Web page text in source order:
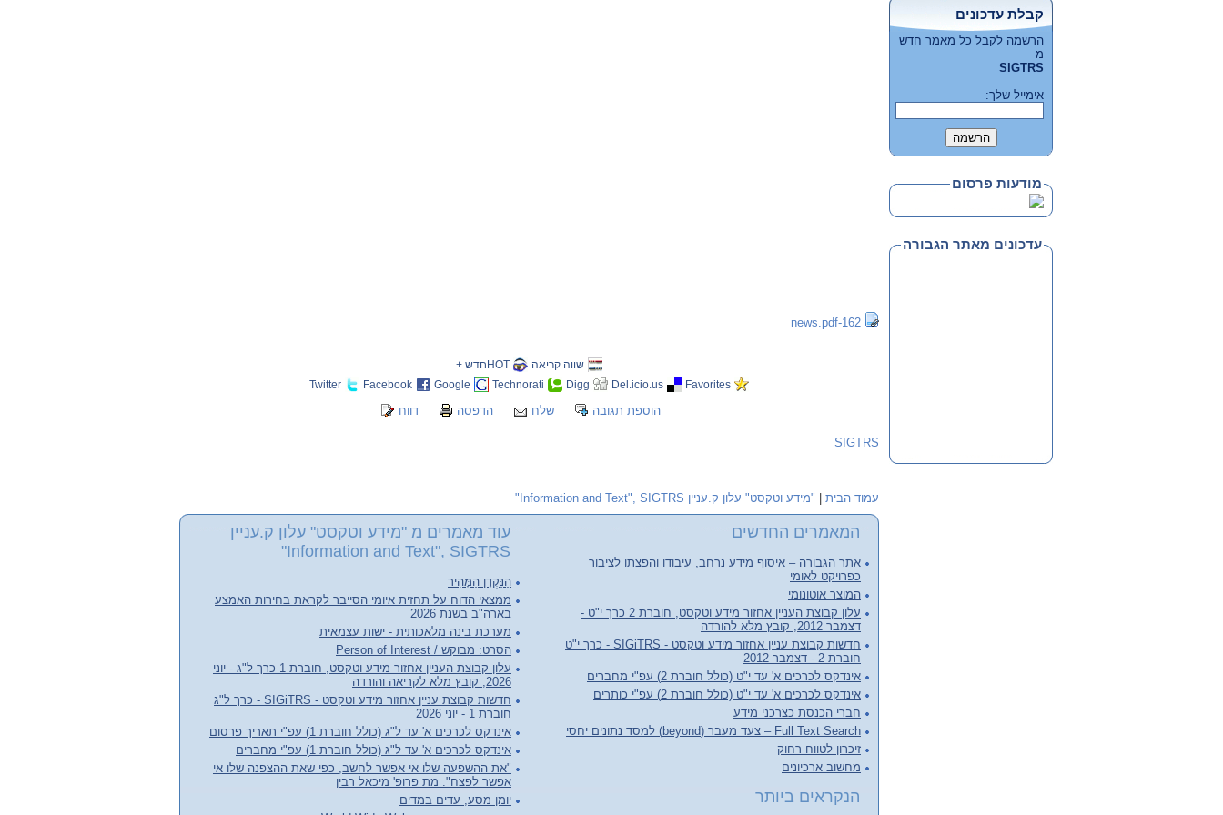
162-news.pdf
שווה קריאה
HOTחדש +
Favorites
Del.icio.us
Digg
Technorati
Google
Facebook
Twitter
הוספת תגובה שלח הדפסה דווח
SIGTRS
עמוד הבית "מידע וטקסט" עלון ק.עניין Information and Text", SIGTRS"
המאמרים החדשים
אתר הגבורה – איסוף מידע נרחב, עיבודו והפצתו לציבור
כפרויקט לאומי
המוצר אוטונומי
עלון קבוצת העניין אחזור מידע וטקסט, חוברת 2 כרך י"ט -
דצמבר 2012, קובץ מלא להורדה
חדשות קבוצת עניין אחזור מידע וטקסט - SIGiTRS - כרך י"ט
חוברת 2 - דצמבר 2012
אינדקס לכרכים א' עד י"ט (כולל חוברת 2) עפ"י מחברים
אינדקס לכרכים א' עד י"ט (כולל חוברת 2) עפ"י כותרים
חברי הכנסת כצרכני מידע
Full Text Search – צעד מעבר (beyond) למסד נתונים יחסי
זיכרון לטווח רחוק
מחשוב ארכיונים
הנקראים ביותר
עוד מאמרים מ "מידע וטקסט" עלון ק.עניין
Information and Text", SIGTRS"
הַנַּקְדָן הַמָּהִיר
ממצאי הדוח על תחזית איומי הסייבר לקראת בחירות האמצע
בארה"ב בשנת 2026
מערכת בינה מלאכותית - ישות עצמאית
הסרט: מבוקש / Person of Interest
עלון קבוצת העניין אחזור מידע וטקסט, חוברת 1 כרך ל"ג - יוני
2026, קובץ מלא לקריאה והורדה
חדשות קבוצת עניין אחזור מידע וטקסט - SIGiTRS - כרך ל"ג
חוברת 1 - יוני 2026
אינדקס לכרכים א' עד ל"ג (כולל חוברת 1) עפ"י תאריך פרסום
אינדקס לכרכים א' עד ל"ג (כולל חוברת 1) עפ"י מחברים
"את ההשפעה שלו אי אפשר לחשב, כפי שאת ההצפנה שלו אי
אפשר לפצח": מת פרופ' מיכאל רבין
יומן מסע, עדים במדים
קבלת עדכונים
הרשמה לקבל כל מאמר חדש
מ
SIGTRS
אימייל שלך:
מודעות פרסום
עדכונים מאתר הגבורה